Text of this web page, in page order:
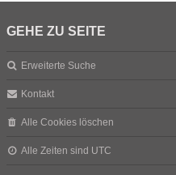
GEHE ZU SEITE
Erweiterte Suche
Kontakt
Alle Cookies löschen
Alle Zeiten sind UTC